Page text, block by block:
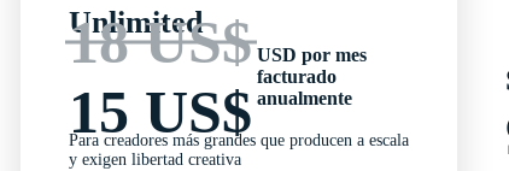
Unlimited
18 US$
15 US$
USD por mes
facturado
anualmente
Para creadores más grandes que producen a escala
y exigen libertad creativa